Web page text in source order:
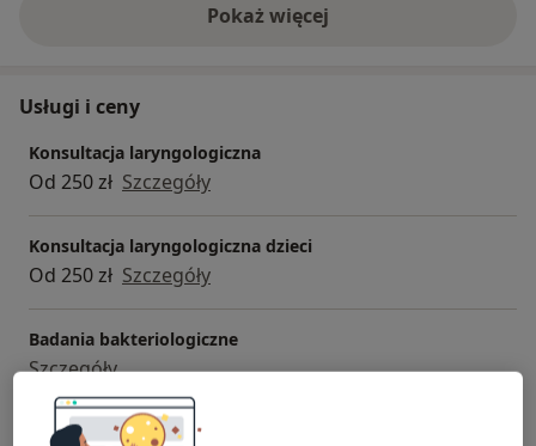
Pokaż więcejo doświadczeniu
Usługi i ceny
Konsultacja laryngologiczna
Od 250 zł Szczegóły
Konsultacja laryngologiczna dzieci
Od 250 zł Szczegóły
Badania bakteriologiczne
Szczegóły
Badania laryngologiczne